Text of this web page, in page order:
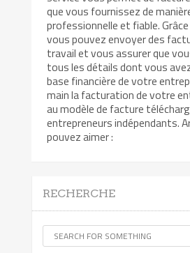
que vous fournissez de
professionnelle et fiable.
vous pouvez envoyer des
travail et vous assurer que
tous les détails dont vous
base financière de votre
main la facturation de votre
au modèle de facture
entrepreneurs indépendants.
pouvez aimer :
RECHERCHE